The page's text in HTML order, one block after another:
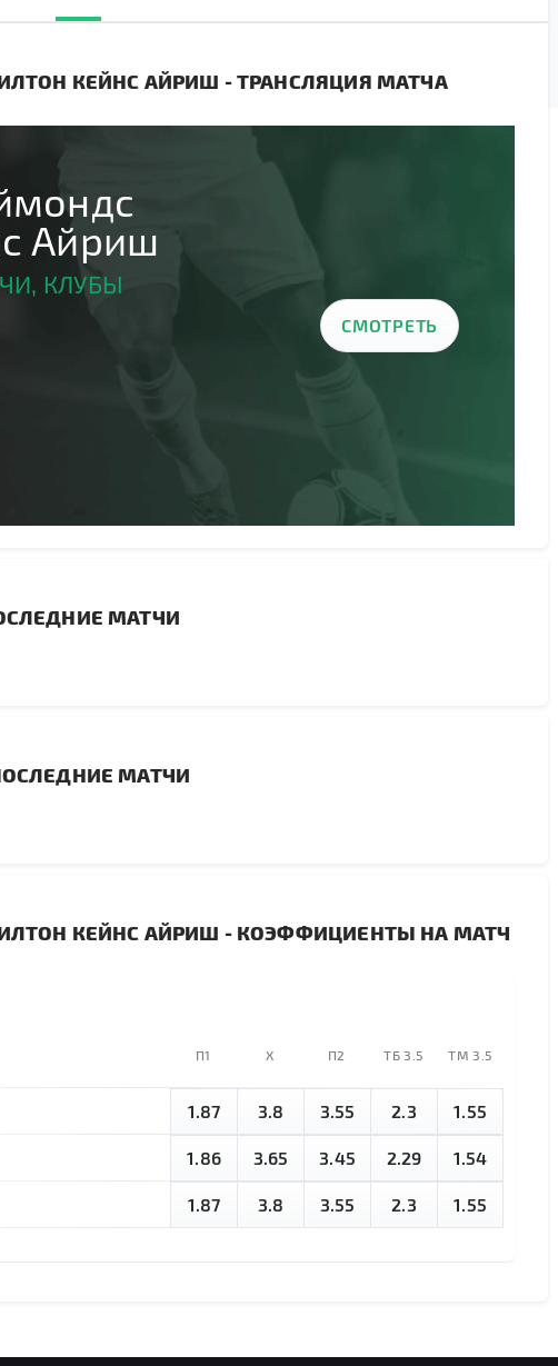
КЕЙНС АЙРИШ - ТРАНСЛЯЦИЯ МАТЧА
Айриш
КЛУБЫ
СМОТРЕТЬ
МАТЧИ
МАТЧИ
КЕЙНС АЙРИШ - КОЭФФИЦИЕНТЫ НА МАТЧ
П1 X П2 TБ 3.5 ТМ 3.5
1.87 3.8 3.55 2.3 1.55
1.86 3.65 3.45 2.29 1.54
1.87 3.8 3.55 2.3 1.55